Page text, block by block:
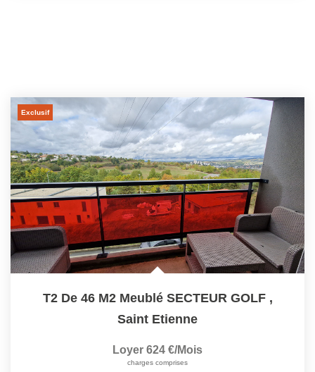
Exclusif
T2 De 46 M2 Meublé SECTEUR GOLF ,
Saint Etienne
Loyer 624 €/mois
charges comprises